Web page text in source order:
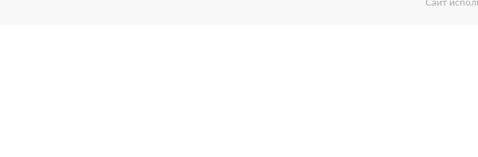
Сайт